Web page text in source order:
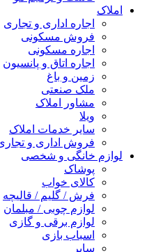
املاک
اجاره اداری و تجاری
فروش مسکونی
اجاره مسکونی
اجاره اتاق و پانسیون
زمین و باغ
ملک صنعتی
مشاور املاک
ویلا
سایر خدمات املاک
فروش اداری و
لوازم خانگی و شخصی
پوشاک
کالای خواب
فرش / گلیم / قالیچه
لوازم چوبی / مبلمان
لوازم برقی و گازی
اسباب بازی
سایر